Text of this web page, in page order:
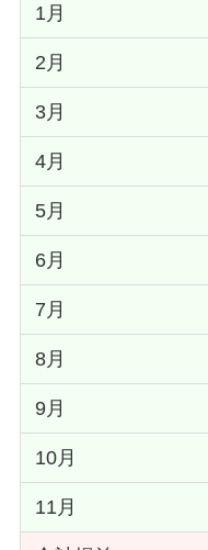
1月
2月
3月
4月
5月
6月
7月
8月
9月
10月
11月